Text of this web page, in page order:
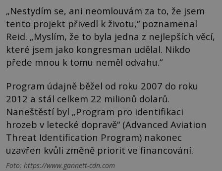
„Nestydím se, ani neomlouvám za to, že jsem
tento projekt přivedl k životu,“ poznamenal
Reid. „Myslím, že to byla jedna z nejlepších věcí,
které jsem jako kongresman udělal. Nikdo
přede mnou k tomu neměl odvahu.“
Program údajně běžel od roku 2007 do roku
2012 a stál celkem 22 milionů dolarů.
Naneštěstí byl „Program pro identifikaci
hrozeb v letecké dopravě“ (Advanced Aviation
Threat Identification Program) nakonec
uzavřen kvůli změně priorit ve financování.
Foto: https://www.gannett-cdn.com